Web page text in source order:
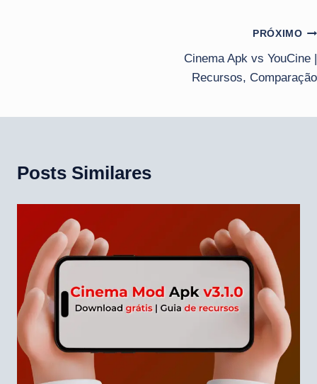
PRÓXIMO
Cinema Apk vs YouCine |
Recursos, Comparação
Posts Similares